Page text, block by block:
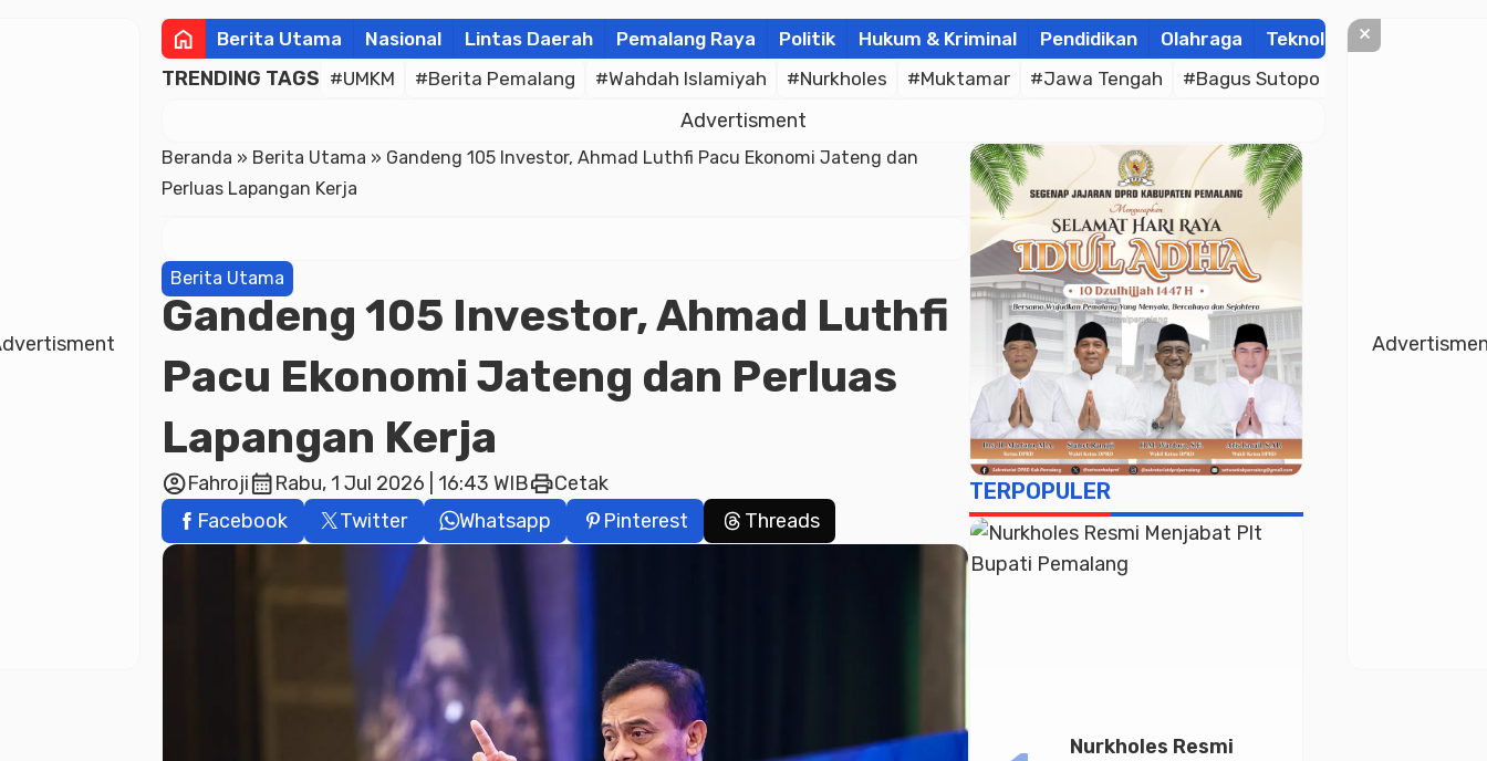
home Berita Utama Nasional Lintas Daerah Pemalang Raya Politik Hukum & Kriminal Pendidikan Olahraga Teknologi
TRENDING TAGS #UMKM #Berita Pemalang #Wahdah Islamiyah #Nurkholes #Muktamar #Jawa Tengah #Bagus Sutopo
Advertisment
Beranda » Berita Utama » Gandeng 105 Investor, Ahmad Luthfi Pacu Ekonomi Jateng dan
Perluas Lapangan Kerja
Berita Utama
Gandeng 105 Investor, Ahmad Luthfi
Pacu Ekonomi Jateng dan Perluas
Lapangan Kerja
account_circleFahrojicalendar_monthRabu, 1 Jul 2026 | 16:43 WIBprintCetak
Facebook
Twitter Whatsapp Pinterest Threads
TERPOPULER
Nurkholes Resmi
×